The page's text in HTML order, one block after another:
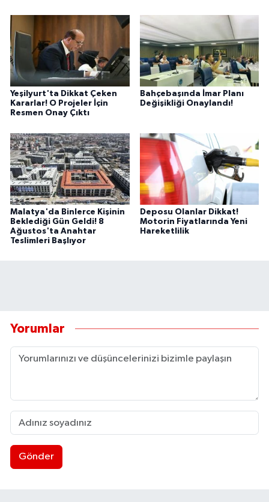
Yeşilyurt'ta Dikkat Çeken
Kararlar! O Projeler İçin
Resmen Onay Çıktı
Bahçebaşında İmar Planı
Değişikliği Onaylandı!
Malatya'da Binlerce Kişinin
Beklediği Gün Geldi! 8
Ağustos'ta Anahtar
Teslimleri Başlıyor
Deposu Olanlar Dikkat!
Motorin Fiyatlarında Yeni
Hareketlilik
Yorumlar
Gönder